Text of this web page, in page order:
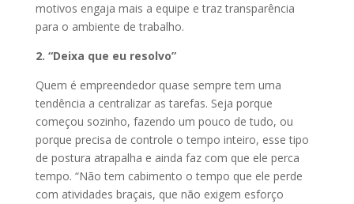
motivos engaja mais a equipe e traz transparência
para o ambiente de trabalho.
2. “Deixa que eu resolvo”
Quem é empreendedor quase sempre tem uma
tendência a centralizar as tarefas. Seja porque
começou sozinho, fazendo um pouco de tudo, ou
porque precisa de controle o tempo inteiro, esse tipo
de postura atrapalha e ainda faz com que ele perca
tempo. “Não tem cabimento o tempo que ele perde
com atividades braçais, que não exigem esforço